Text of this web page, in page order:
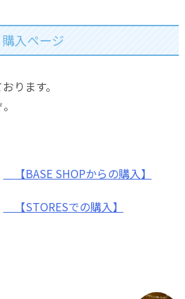
購入ページ
ります。
【BASE SHOPからの購入】
【STORESでの購入】